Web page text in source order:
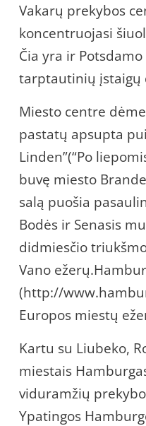
Vakarų prekybos
koncentruojasi
Čia yra ir
tarptautinių įstaigų
Miesto centre
pastatų apsupta
Linden”(“Po
buvę miesto
salą puošia
Bodės ir Senasis
didmiesčio
Vano
(http://
Europos miestų
Kartu su Liubeko,
miestais
viduramžių
Ypatingos